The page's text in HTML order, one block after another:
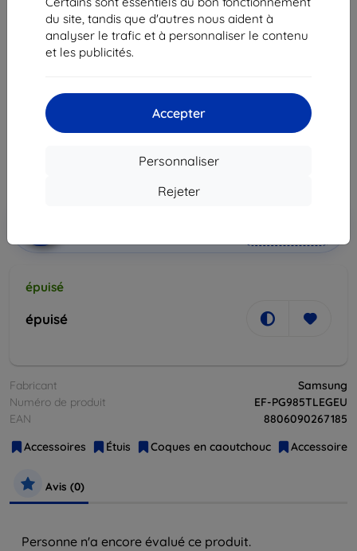
du site, tandis que d'autres nous aident à
analyser le trafic et à personnaliser le contenu
et les publicités.
Accepter
Personnaliser
Rejeter
Coque Case Samsung EF-PG985TL S20 + G985 sky
Adapté pour: Samsung Galaxy S20+
29,90 €
épuisé
épuisé
Fabricant
Samsung
Numéro de produit
EF-PG985TLEGEU
EAN
8806090267185
Accessoires
Étuis Coques en caoutchouc
Avis (0)
Personne n'a encore évalué ce produit.